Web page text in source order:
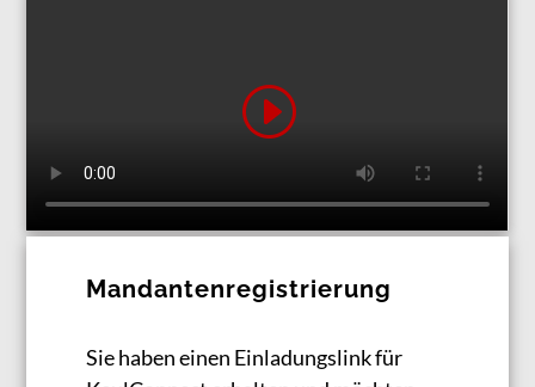
Mandantenregistrierung
Sie haben einen Einladungslink für